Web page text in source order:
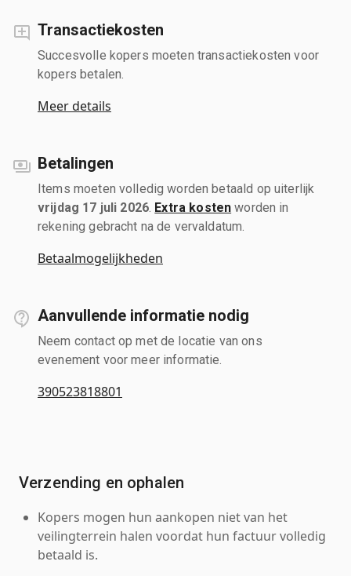
Transactiekosten
Succesvolle kopers moeten transactiekosten voor
kopers betalen.
Meer details
Betalingen
Items moeten volledig worden betaald op uiterlijk
vrijdag 17 juli 2026 Extra kosten worden in
rekening gebracht na de vervaldatum.
Betaalmogelijkheden
Aanvullende informatie nodig
Neem contact op met de locatie van ons
evenement voor meer informatie.
390523818801
Verzending en ophalen
Kopers mogen hun aankopen niet van het
veilingterrein halen voordat hun factuur volledig
betaald is.